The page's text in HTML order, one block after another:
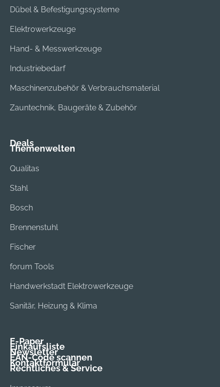
Dübel & Befestigungssysteme
Elektrowerkzeuge
Hand- & Messwerkzeuge
Industriebedarf
Maschinenzubehör & Verbrauchsmaterial
Zauntechnik, Baugeräte & Zubehör
Deals
Themenwelten
Qualitas
Stahl
Bosch
Brennenstuhl
Fischer
forum Tools
Handwerkstadt Elektrowerkzeuge
Sanitär, Heizung & Klima
E-Paper
Einkaufsliste
Newsletter
EAN-Code scannen
Kontaktformular
Rechtliches & Service